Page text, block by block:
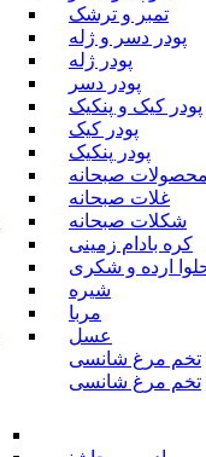
تمبر و ترشک
پودر دسر و ژله
پودر ژله
پودر دسر
پودر کیک و پنکیک
پودر کیک
پودر پنکیک
محصولات صبحانه
غلات صبحانه
شکلات صبحانه
کره بادام زمینی
ارده و شکری
شیره
مربا
عسل
تخم مرغ شانسی
تخم مرغ شانسی